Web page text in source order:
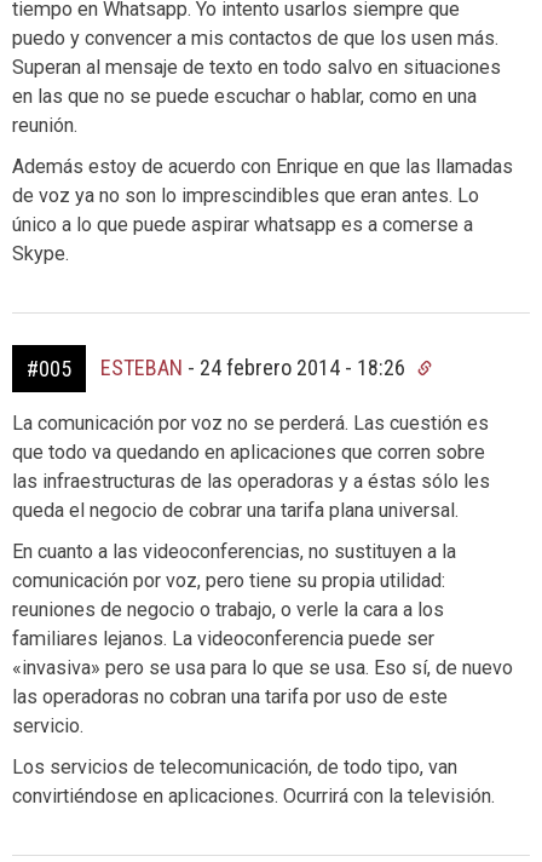
tiempo en Whatsapp. Yo intento usarlos siempre que
puedo y convencer a mis contactos de que los usen más.
Superan al mensaje de texto en todo salvo en situaciones
en las que no se puede escuchar o hablar, como en una
reunión.
Además estoy de acuerdo con Enrique en que las llamadas
de voz ya no son lo imprescindibles que eran antes. Lo
único a lo que puede aspirar whatsapp es a comerse a
Skype.
#005 ESTEBAN - 24 febrero 2014 - 18:26
La comunicación por voz no se perderá. Las cuestión es
que todo va quedando en aplicaciones que corren sobre
las infraestructuras de las operadoras y a éstas sólo les
queda el negocio de cobrar una tarifa plana universal.
En cuanto a las videoconferencias, no sustituyen a la
comunicación por voz, pero tiene su propia utilidad:
reuniones de negocio o trabajo, o verle la cara a los
familiares lejanos. La videoconferencia puede ser
«invasiva» pero se usa para lo que se usa. Eso sí, de nuevo
las operadoras no cobran una tarifa por uso de este
servicio.
Los servicios de telecomunicación, de todo tipo, van
convirtiéndose en aplicaciones. Ocurrirá con la televisión.